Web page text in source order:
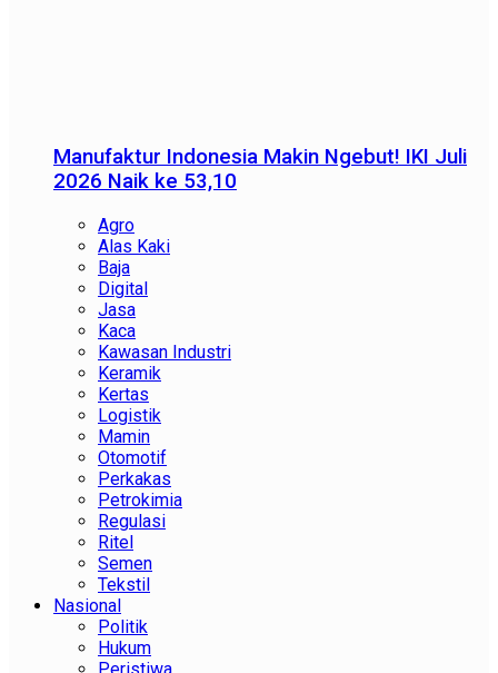
Manufaktur Indonesia Makin Ngebut! IKI Juli
2026 Naik ke 53,10
Agro
Alas Kaki
Baja
Digital
Jasa
Kaca
Kawasan Industri
Keramik
Kertas
Logistik
Mamin
Otomotif
Perkakas
Petrokimia
Regulasi
Ritel
Semen
Tekstil
Nasional
Politik
Hukum